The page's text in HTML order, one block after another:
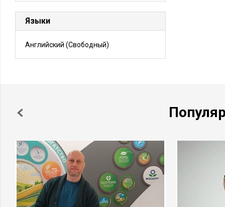
Языки
Английский (Свободный)